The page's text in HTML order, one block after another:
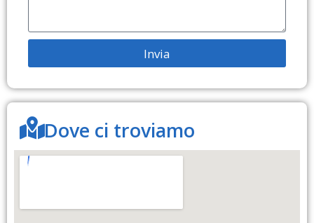
Invia
Dove ci troviamo